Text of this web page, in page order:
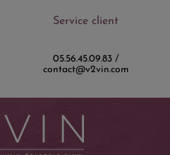
Service client
05.56.45.09.83 /
contact@v2vin.com